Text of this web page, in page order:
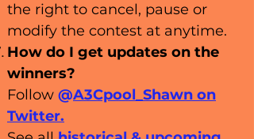
the right to cancel, pause or
modify the contest at anytime.
How do I get updates on the
winners?
Follow @A3Cpool_Shawn on
Twitter.